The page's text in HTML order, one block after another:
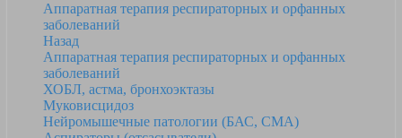
Аппаратная терапия респираторных и орфанных
заболеваний
Назад
Аппаратная терапия респираторных и орфанных
заболеваний
ХОБЛ, астма, бронхоэктазы
Муковисцидоз
Нейромышечные патологии (БАС, СМА)